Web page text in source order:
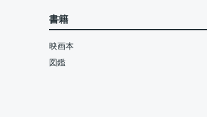
書籍
映画本
図鑑